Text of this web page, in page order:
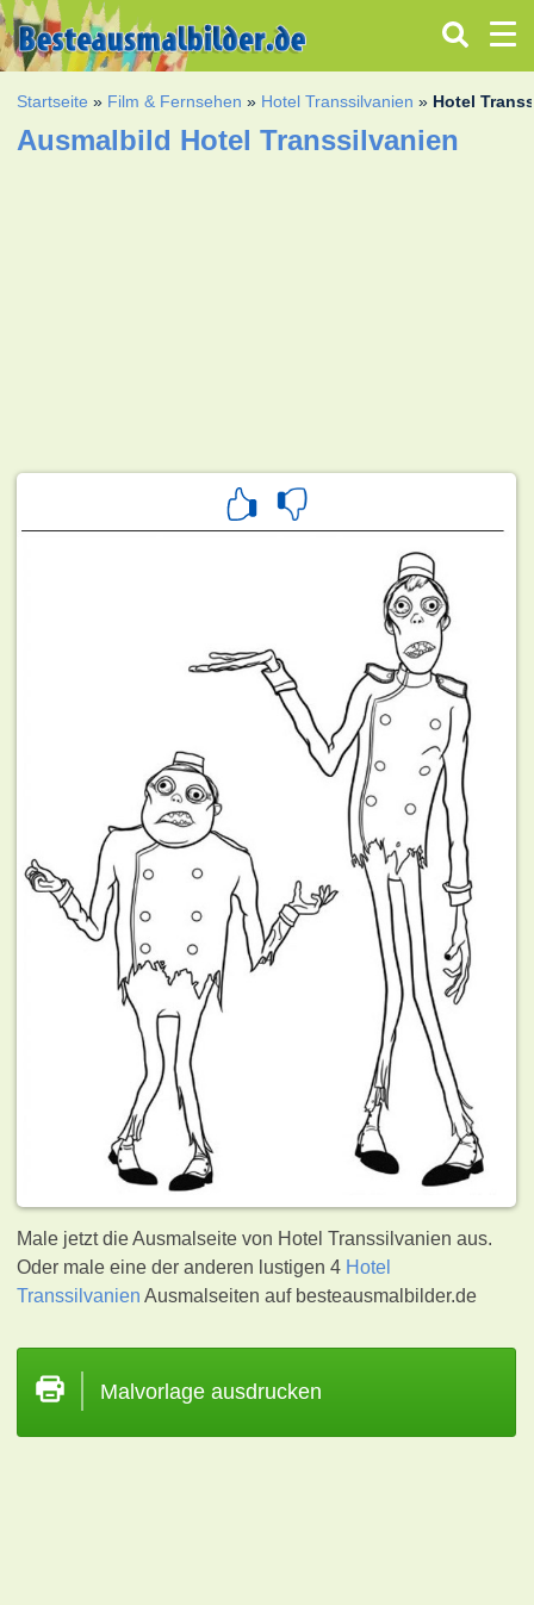
Startseite » Film & Fernsehen » Hotel Transsilvanien » Hotel
Ausmalbild Hotel Transsilvanien
Male jetzt die Ausmalseite von Hotel Transsilvanien aus.
Oder male eine der anderen lustigen 4 Hotel
Transsilvanien Ausmalseiten auf besteausmalbilder.de
Malvorlage ausdrucken